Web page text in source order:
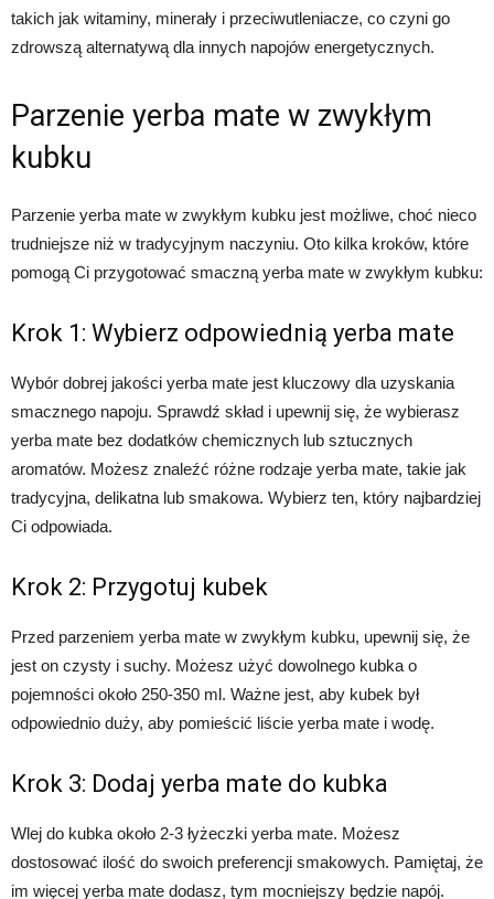
takich jak witaminy, minerały i przeciwutleniacze, co czyni go
zdrowszą alternatywą dla innych napojów energetycznych.
Parzenie yerba mate w zwykłym
kubku
Parzenie yerba mate w zwykłym kubku jest możliwe, choć nieco
trudniejsze niż w tradycyjnym naczyniu. Oto kilka kroków, które
pomogą Ci przygotować smaczną yerba mate w zwykłym kubku:
Krok 1: Wybierz odpowiednią yerba mate
Wybór dobrej jakości yerba mate jest kluczowy dla uzyskania
smacznego napoju. Sprawdź skład i upewnij się, że wybierasz
yerba mate bez dodatków chemicznych lub sztucznych
aromatów. Możesz znaleźć różne rodzaje yerba mate, takie jak
tradycyjna, delikatna lub smakowa. Wybierz ten, który najbardziej
Ci odpowiada.
Krok 2: Przygotuj kubek
Przed parzeniem yerba mate w zwykłym kubku, upewnij się, że
jest on czysty i suchy. Możesz użyć dowolnego kubka o
pojemności około 250-350 ml. Ważne jest, aby kubek był
odpowiednio duży, aby pomieścić liście yerba mate i wodę.
Krok 3: Dodaj yerba mate do kubka
Wlej do kubka około 2-3 łyżeczki yerba mate. Możesz
dostosować ilość do swoich preferencji smakowych. Pamiętaj, że
im więcej yerba mate dodasz, tym mocniejszy będzie napój.